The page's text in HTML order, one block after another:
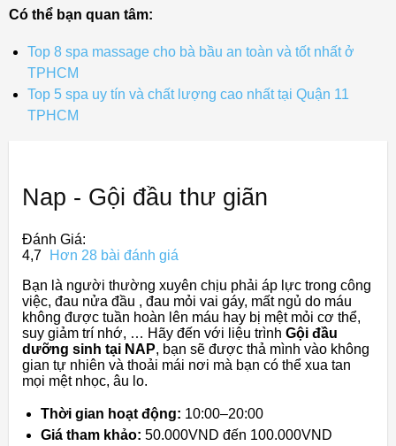
Có thể bạn quan tâm:
Top 8 spa massage cho bà bầu an toàn và tốt nhất ở
TPHCM
Top 5 spa uy tín và chất lượng cao nhất tại Quận 11
TPHCM
Nap - Gội đầu thư giãn
Đánh Giá:
4,7
Hơn 28 bài đánh giá
Bạn là người thường xuyên chịu phải áp lực trong công
việc, đau nửa đầu , đau mỏi vai gáy, mất ngủ do máu
không được tuần hoàn lên máu hay bị mệt mỏi cơ thể,
suy giảm trí nhớ, … Hãy đến với liệu trình Gội đầu
dưỡng sinh tại NAP, bạn sẽ được thả mình vào không
gian tự nhiên và thoải mái nơi mà bạn có thể xua tan
mọi mệt nhọc, âu lo.
Thời gian hoạt động: 10:00–20:00
Giá tham khảo: 50.000VND đến 100.000VND